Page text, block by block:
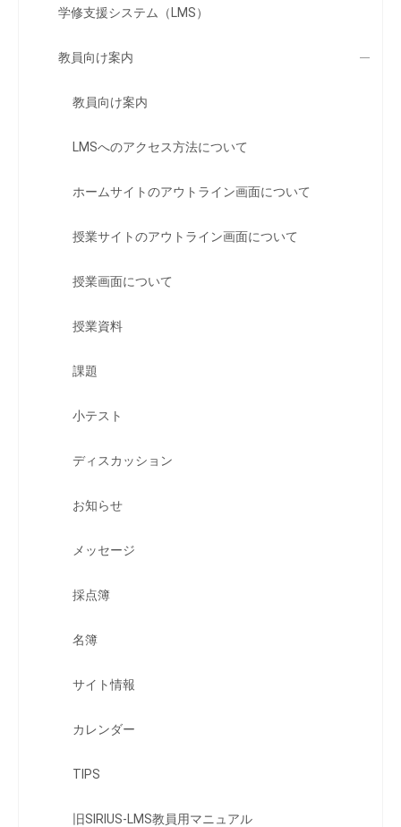
学修支援システム（LMS）
教員向け案内
教員向け案内
LMSへのアクセス方法について
ホームサイトのアウトライン画面について
授業サイトのアウトライン画面について
授業画面について
授業資料
課題
小テスト
ディスカッション
お知らせ
メッセージ
採点簿
名簿
サイト情報
カレンダー
TIPS
旧SIRIUS-LMS教員用マニュアル